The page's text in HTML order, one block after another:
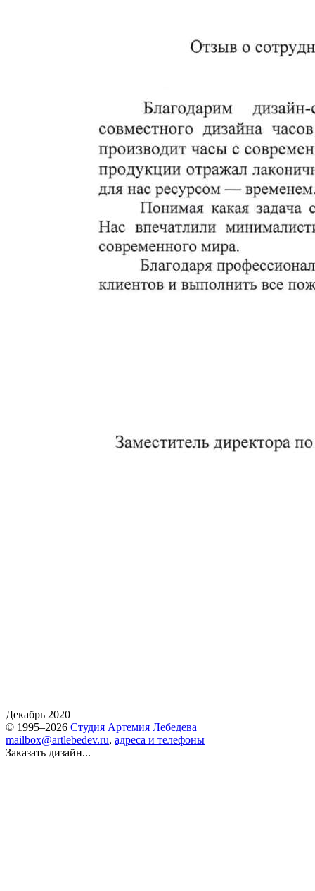
Декабрь 2020
© 1995–2026 Студия Артемия Лебедева
mailbox@artlebedev.ru, адреса и телефоны
Заказать дизайн...